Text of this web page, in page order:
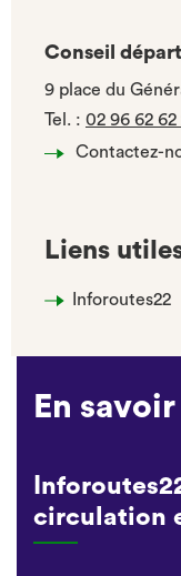
Conseil
9 place du
Tel. : 02 96 62 62
Contactez-
Liens
Inforoutes22
En
circulation